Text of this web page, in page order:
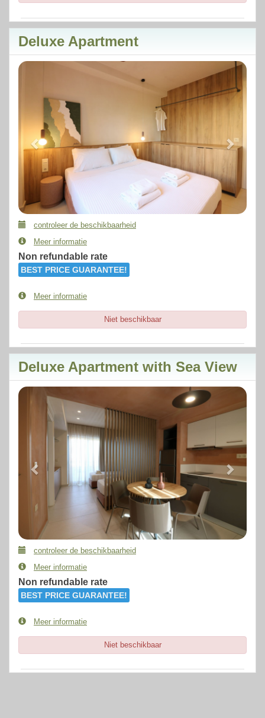
Deluxe Apartment
Next
controleer de beschikbaarheid
Meer informatie
Non refundable rate
BEST PRICE GUARANTEE!
Meer informatie
Niet beschikbaar
Deluxe Apartment with Sea View
Previous Next
controleer de beschikbaarheid
Meer informatie
Non refundable rate
BEST PRICE GUARANTEE!
Meer informatie
Niet beschikbaar